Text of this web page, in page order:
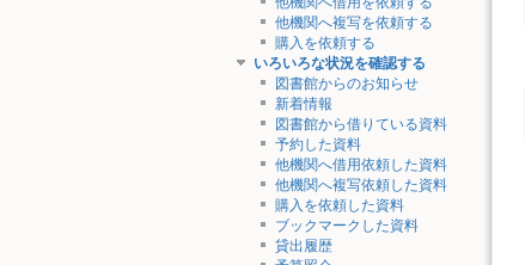
他機関へ複写を依頼する
購入を依頼する
いろいろな状況を確認する
図書館からのお知らせ
新着情報
図書館から借りている資料
予約した資料
他機関へ借用依頼した資料
他機関へ複写依頼した資料
購入を依頼した資料
ブックマークした資料
貸出履歴